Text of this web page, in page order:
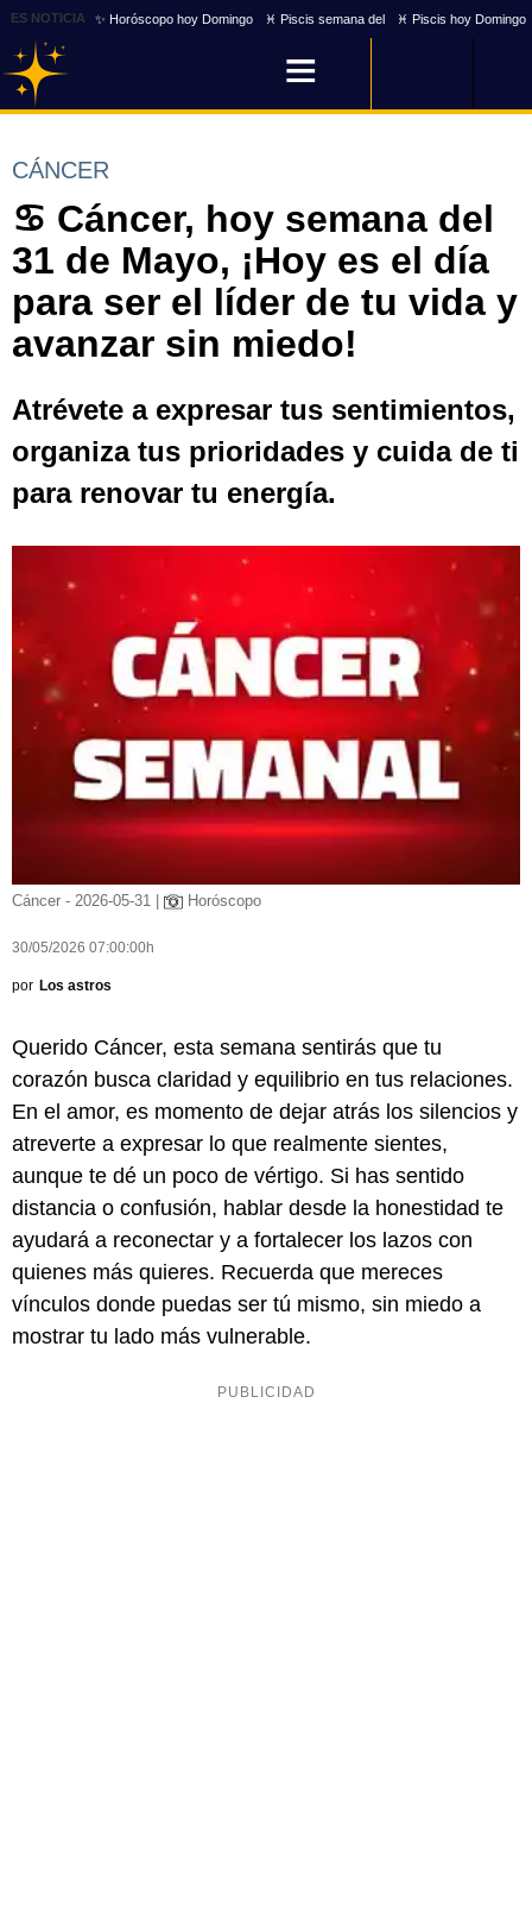
ES NOTICIA ✨ Horóscopo hoy Domingo ♓ Piscis semana del ♓ Piscis hoy Domingo
CÁNCER
♋ Cáncer, hoy semana del
31 de Mayo, ¡Hoy es el día
para ser el líder de tu vida y
avanzar sin miedo!
Atrévete a expresar tus sentimientos,
organiza tus prioridades y cuida de ti
para renovar tu energía.
Cáncer - 2026-05-31 | Horóscopo
30/05/2026 07:00:00h
por Los astros
Querido Cáncer, esta semana sentirás que tu
corazón busca claridad y equilibrio en tus relaciones.
En el amor, es momento de dejar atrás los silencios y
atreverte a expresar lo que realmente sientes,
aunque te dé un poco de vértigo. Si has sentido
distancia o confusión, hablar desde la honestidad te
ayudará a reconectar y a fortalecer los lazos con
quienes más quieres. Recuerda que mereces
vínculos donde puedas ser tú mismo, sin miedo a
mostrar tu lado más vulnerable.